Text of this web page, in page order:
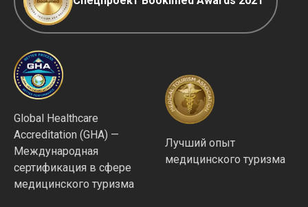
Global Healthcare
Accreditation (GHA) —
Международная
сертификация в сфере
медицинского туризма
Лучший опыт
медицинского туризма